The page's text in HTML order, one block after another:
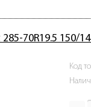
70R19.5 150/
Код